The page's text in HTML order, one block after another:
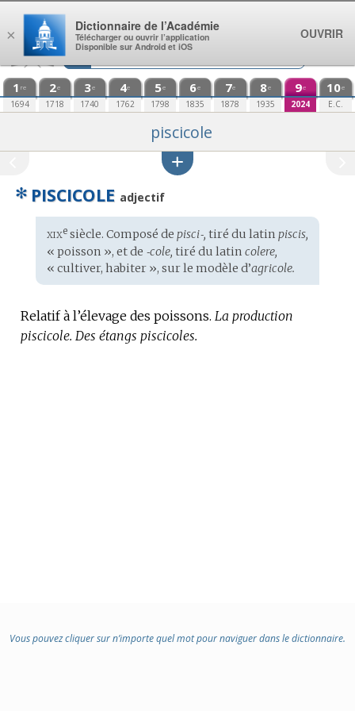
Aller au contenu
1 re
1694
2e
1718
3e
1740
4e
1762
5e
1798
6e
1835
7e
1878
8e
1935
9e
2024
10e
E.C.
piscicole
✻ PISCICOLE adjectif
Étymologie
:
xixesiècle. Composé de pisci‑, tiré du latin piscis,
« poisson », et de ‑cole, tiré du latin colere,
« cultiver, habiter », sur le modèle d’agricole.
Relatif à l’élevage des poissons. La production
piscicole. Des étangs piscicoles.
Vous pouvez cliquer sur n’importe quel mot pour naviguer dans le dictionnaire.
×
Dictionnaire de l’Académie
Télécharger ou ouvrir l’application
Disponible sur Android et iOS
OUVRIR